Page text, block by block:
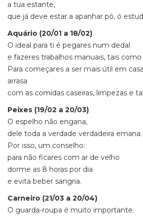
a tua estante,
que já deve estar a apanhar pó, ó
Aquário (20/01 a 18/02)
O ideal para ti é pegares num dedal
e fazeres trabalhos manuais, tais
Para começares a ser mais útil em
arrasa
com as comidas caseiras, limpezas e
Peixes (19/02 a 20/03)
O espelho não engana,
dele toda a verdade verdadeira emana.
Por isso, um conselho:
para não ficares com ar de velho
dorme as 8 horas por dia
e evita beber sangria.
Carneiro (21/03 a 20/04)
O guarda-roupa é muito importante.